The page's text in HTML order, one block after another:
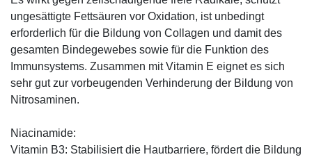
ungesättigte Fettsäuren vor Oxidation, ist unbedingt
erforderlich für die Bildung von Collagen und damit des
gesamten Bindegewebes sowie für die Funktion des
Immunsystems. Zusammen mit Vitamin E eignet es sich
sehr gut zur vorbeugenden Verhinderung der Bildung von
Nitrosaminen.
Niacinamide:
Vitamin B3: Stabilisiert die Hautbarriere, fördert die Bildung